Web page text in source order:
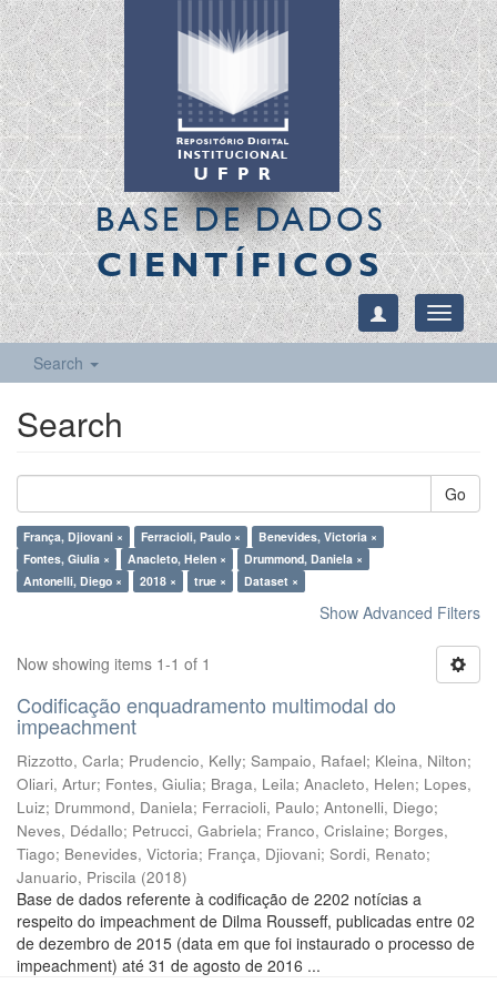
BASE DE DADOS
CIENTÍFICOS
Toggle
Search
Search
Go
França, Djiovani × Ferracioli, Paulo ×
Benevides, Victoria ×
Fontes, Giulia ×
Anacleto, Helen ×
Drummond, Daniela ×
Antonelli, Diego ×
2018 × true × Dataset ×
Show Advanced Filters
Now showing items 1-1 of 1
Codificação enquadramento multimodal do
impeachment
Rizzotto, Carla; Prudencio, Kelly; Sampaio, Rafael; Kleina, Nilton;
Oliari, Artur; Fontes, Giulia; Braga, Leila; Anacleto, Helen; Lopes,
Luiz; Drummond, Daniela; Ferracioli, Paulo; Antonelli, Diego;
Neves, Dédallo; Petrucci, Gabriela; Franco, Crislaine; Borges,
Tiago; Benevides, Victoria; França, Djiovani; Sordi, Renato;
Januario, Priscila (2018)
Base de dados referente à codificação de 2202 notícias a
respeito do impeachment de Dilma Rousseff, publicadas entre 02
de dezembro de 2015 (data em que foi instaurado o processo de
impeachment) até 31 de agosto de 2016 ...